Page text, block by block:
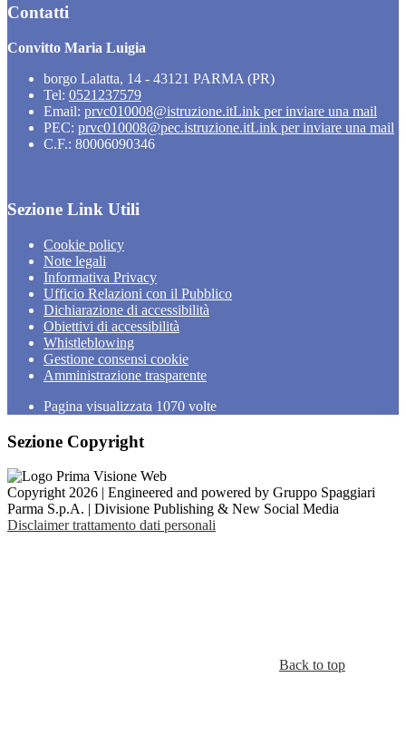
Contatti
Convitto Maria Luigia
borgo Lalatta, 14 - 43121 PARMA (PR)
Tel: 0521237579
Email: prvc010008@istruzione.itLink per inviare una mail
PEC: prvc010008@pec.istruzione.itLink per inviare una mail
C.F.: 80006090346
Sezione Link Utili
Cookie policy
Note legali
Informativa Privacy
Ufficio Relazioni con il Pubblico
Dichiarazione di accessibilità
Obiettivi di accessibilità
Whistleblowing
Gestione consensi cookie
Amministrazione trasparente
Pagina visualizzata 1070 volte
Sezione Copyright
Copyright 2026 | Engineered and powered by Gruppo Spaggiari
Parma S.p.A. | Divisione Publishing & New Social Media
Disclaimer trattamento dati personali
Back to top